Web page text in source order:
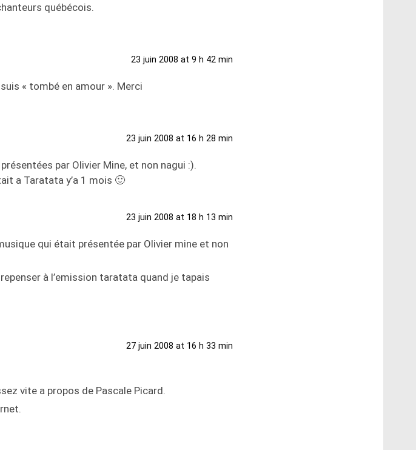
québécois.
23 juin 2008 at 9 h 42 min
« tombé en amour ». Merci
23 juin 2008 at 16 h 28 min
par Olivier Mine, et non nagui :).
a Taratata y’a 1 mois 🙂
23 juin 2008 at 18 h 13 min
qui était présentée par Olivier mine et non
à l’emission taratata quand je tapais
27 juin 2008 at 16 h 33 min
vite a propos de Pascale Picard.